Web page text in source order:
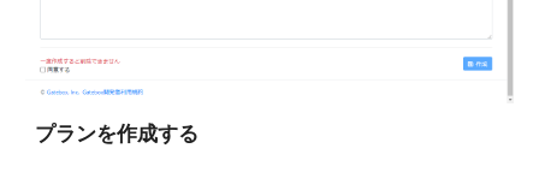
プランを作成する